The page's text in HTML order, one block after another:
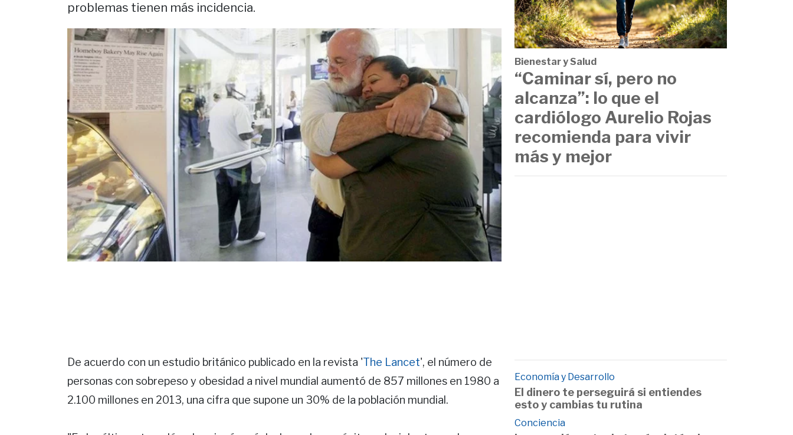
problemas tienen más incidencia.
De acuerdo con un estudio británico publicado en la revista 'The Lancet', el número de
personas con sobrepeso y obesidad a nivel mundial aumentó de 857 millones en 1980 a
2.100 millones en 2013, una cifra que supone un 30% de la población mundial.
Bienestar y Salud
“Caminar sí, pero no
alcanza”: lo que el
cardiólogo Aurelio Rojas
recomienda para vivir
más y mejor
Economía y Desarrollo
El dinero te perseguirá si entiendes
esto y cambias tu rutina
Conciencia